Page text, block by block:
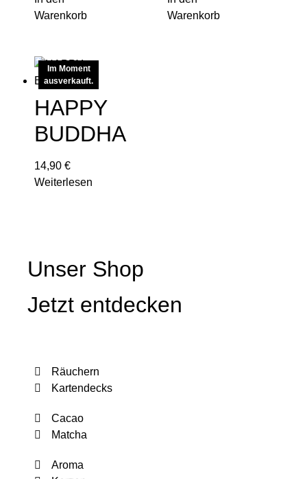
Warenkorb
Warenkorb
Im Moment
ausverkauft.
HAPPY
BUDDHA
14,90 €
Weiterlesen
Unser Shop
Jetzt entdecken
Räuchern
Kartendecks
Cacao
Matcha
Aroma